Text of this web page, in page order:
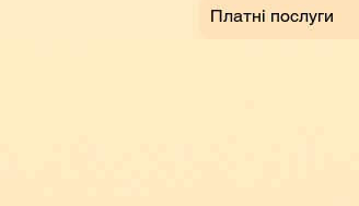
Платні послуги